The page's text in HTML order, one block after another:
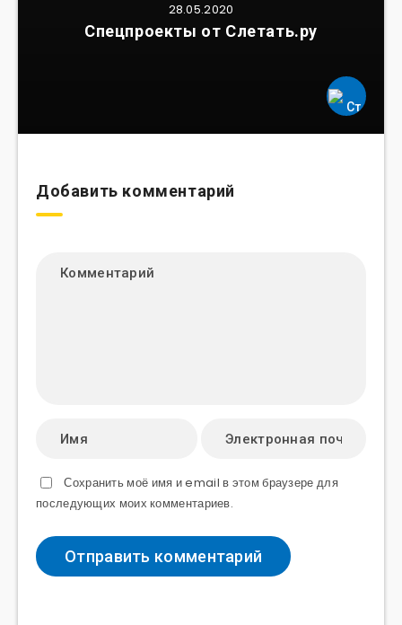
28.05.2020
Спецпроекты от Слетать.ру
Добавить комментарий
Сохранить моё имя и email в этом браузере для
последующих моих комментариев.